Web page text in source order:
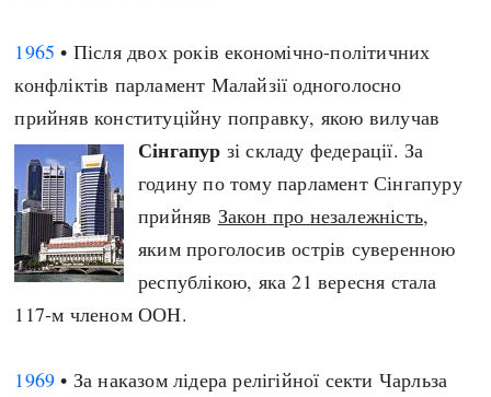
1965 • Після двох років економічно-політичних
конфліктів парламент Малайзії одноголосно
прийняв конституційну поправку, якою вилучав
Сінгапур зі складу федерації. За
годину по тому парламент Сінгапуру
прийняв Закон про незалежність,
яким проголосив острів суверенною
республікою, яка 21 вересня стала
117-м членом ООН.
1969 • За наказом лідера релігійної секти Чарльза